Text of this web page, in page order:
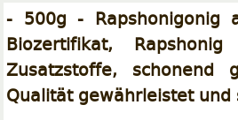
- 500g - Rapshonigonig
Biozertifikat,
Zusatzstoffe, schonend
Qualität gewährleistet